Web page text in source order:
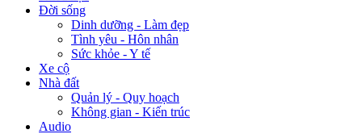
Đời sống
Dinh dưỡng - Làm đẹp
Tình yêu - Hôn nhân
Sức khỏe - Y tế
Xe cộ
Nhà đất
Quản lý - Quy hoạch
Không gian - Kiến trúc
Audio